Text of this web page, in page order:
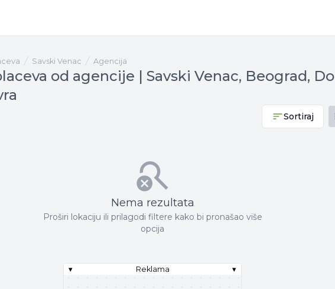
Savski Venac agencija
od agencije | Savski Venac, Beograd, Do
Sortiraj
Nema rezultata
Proširi lokaciju ili prilagodi filtere kako bi pronašao više
opcija
▾ Reklama ▾